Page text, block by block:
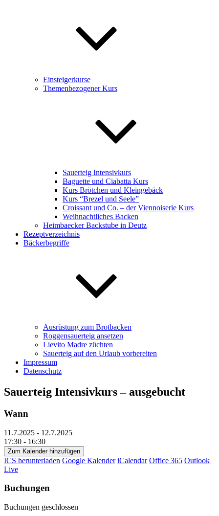
Einsteigerkurse
Themenbezogener Kurs
Sauerteig Intensivkurs
Baguette und Ciabatta Kurs
Kurs Brötchen und Kleingebäck
Kurs “Brezel und Seele”
Croissant und Co. – der Viennoiserie Kurs
Weihnachtliches Backen
Heimbaecker Backstube in Deutz
Rezeptverzeichnis
Bäckerbegriffe
Ausrüstung zum Brotbacken
Roggensauerteig ansetzen
Lievito Madre züchten
Sauerteig auf den Urlaub vorbereiten
Impressum
Datenschutz
Sauerteig Intensivkurs – ausgebucht
Wann
11.7.2025 - 12.7.2025
17:30 - 16:30
Zum Kalender hinzufügen
ICS herunterladen Google Kalender iCalendar Office 365 Outlook
Live
Buchungen
Buchungen geschlossen